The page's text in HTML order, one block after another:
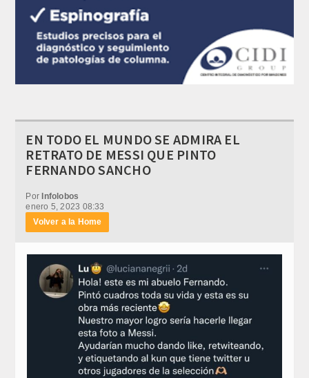
EN TODO EL MUNDO SE ADMIRA EL
RETRATO DE MESSI QUE PINTO
FERNANDO SANCHO
PorInfolobos
enero 5, 2023 08:33
Volver a la Home